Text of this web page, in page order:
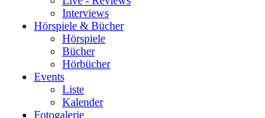
Interviews
Hörspiele & Bücher
Hörspiele
Bücher
Hörbücher
Events
Liste
Kalender
Fotogalerie